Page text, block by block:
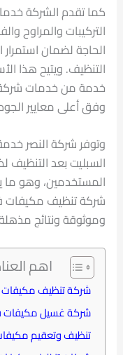
كما تقدم الشركة
التركيبات والمراوح
الحاجة لضمان
التنظيف. ويتيح هذا
خدمة من خدمات
وفق أعلى معايير
وتوفر شركة النصر
السبليت بعد
المستخدمين، وهو ما
شركة تنظيف مكيفات
وموثوقة ونتائج
اهم
شركة تنظيف
شركة غسيل مكيفات
تنظيف وتعقيم